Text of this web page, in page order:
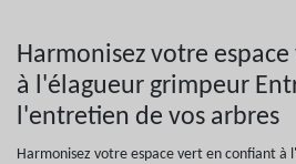
Harmonisez votre
à l'élagueur grimpeur
l'entretien de vos arbres
Harmonisez votre espace vert en confiant à